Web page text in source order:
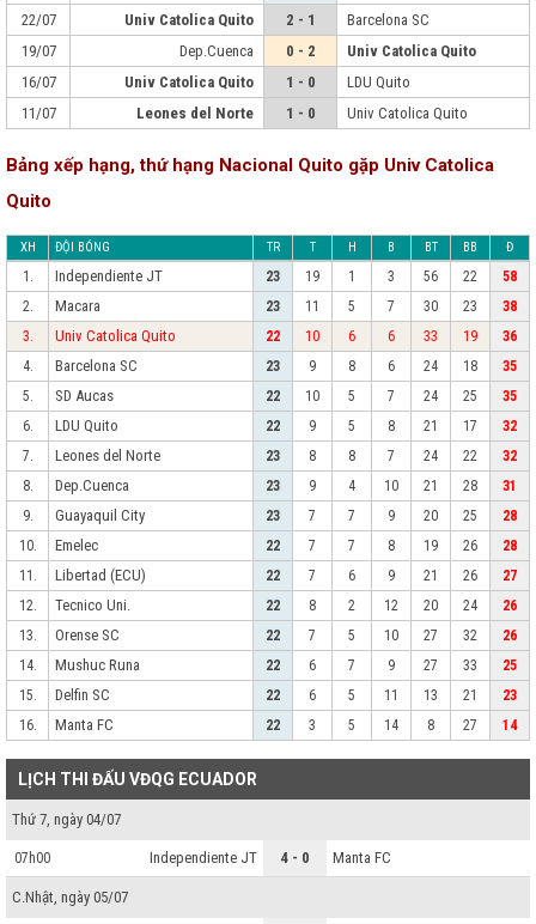
22/07
Univ Catolica Quito 2 - 1
Barcelona SC
19/07
Dep.Cuenca 0 - 2
Univ Catolica Quito
16/07
Univ Catolica Quito 1 - 0
LDU Quito
11/07
Leones del Norte 1 - 0 Univ Catolica Quito
Bảng xếp hạng, thứ hạng Nacional Quito gặp Univ Catolica
Quito
XH ĐỘI BÓNG TR T H B BT BB Đ
1. Independiente JT 23 19 1 3 56 22
58
2.
Macara 23 11 5 7 30 23
38
3.
Univ Catolica Quito 22 10 6 6 33 19
36
4.
Barcelona SC 23 9 8 6 24 18
35
5.
SD Aucas 22 10 5 7 24 25
35
6.
LDU Quito 22 9 5 8 21 17
32
7.
Leones del Norte 23 8 8 7 24 22
32
8.
Dep.Cuenca 23 9 4 10 21 28
31
9.
Guayaquil City 23 7 7 9 20 25
28
10.
Emelec 22 7 7 8 19 26
28
11.
Libertad (ECU) 22 7 6 9 21 26
27
12.
Tecnico Uni. 22 8 2 12 20 24
26
13.
Orense SC 22 7 5 10 27 32
26
14.
Mushuc Runa 22 6 7 9 27 33
25
15.
Delfin SC 22 6 5 11 13 21
23
16.
Manta FC 22 3 5 14 8 27 14
LỊCH THI ĐẤU VĐQG ECUADOR
Thứ 7, ngày 04/07
07h00 Independiente JT 4 - 0 Manta FC
C.Nhật, ngày 05/07